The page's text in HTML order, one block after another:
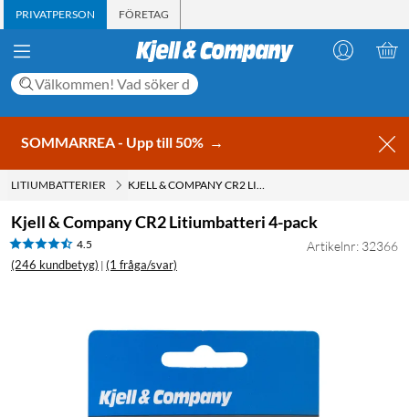
PRIVATPERSON FÖRETAG
SOMMARREA - Upp till 50% →
LITIUMBATTERIER KJELL & COMPANY CR2 LITIUMBATTERI 4-PACK
Kjell & Company CR2 Litiumbatteri 4-pack
4.5
(246 kundbetyg) | (1 fråga/svar)
Artikelnr: 32366